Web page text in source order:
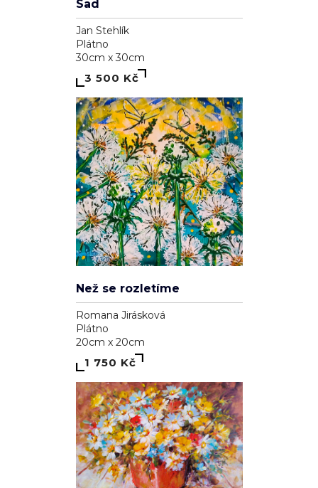
Sad
Jan Stehlík
Plátno
30cm x 30cm
3 500 Kč
Než se rozletíme
Romana Jirásková
Plátno
20cm x 20cm
1 750 Kč